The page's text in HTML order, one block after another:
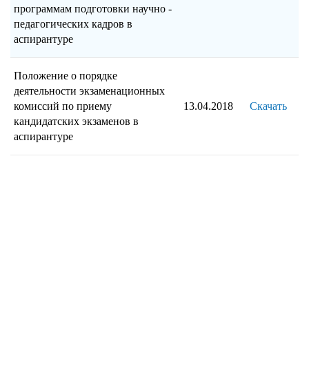
программам подготовки научно -
педагогических кадров в
аспирантуре
Положение о порядке
деятельности экзаменационных
комиссий по приему
кандидатских экзаменов в
аспирантуре
13.04.2018 Скачать